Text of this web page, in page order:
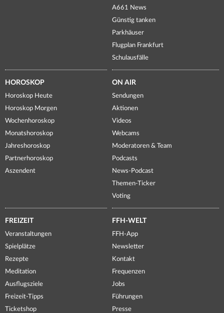
A661 News
Günstig tanken
Parkhäuser
Flugplan Frankfurt
Schulausfälle
HOROSKOP
Horoskop Heute
Horoskop Morgen
Wochenhoroskop
Monatshoroskop
Jahreshoroskop
Partnerhoroskop
Aszendent
ON AIR
Sendungen
Aktionen
Videos
Webcams
Moderatoren & Team
Podcasts
News-Podcast
Themen-Ticker
Voting
FREIZEIT
Veranstaltungen
Spielplätze
Rezepte
Meditation
Ausflugsziele
Freizeit-Tipps
Ticketshop
FFH-WELT
FFH-App
Newsletter
Kontakt
Frequenzen
Jobs
Führungen
Presse